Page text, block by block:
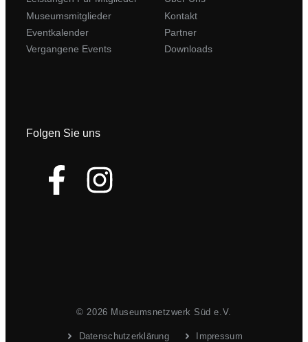
Museumsmitglieder
Eventkalender
Vergangene Events
Kontakt
Partner
Downloads
Folgen Sie uns
© 2026 Museumsnetzwerk Süd e.V.
Datenschutzerklärung Impressum